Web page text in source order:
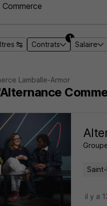
Contrats
1
Salaire
Lamballe-Armor
il y a